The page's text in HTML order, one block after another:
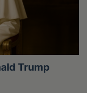
Trump